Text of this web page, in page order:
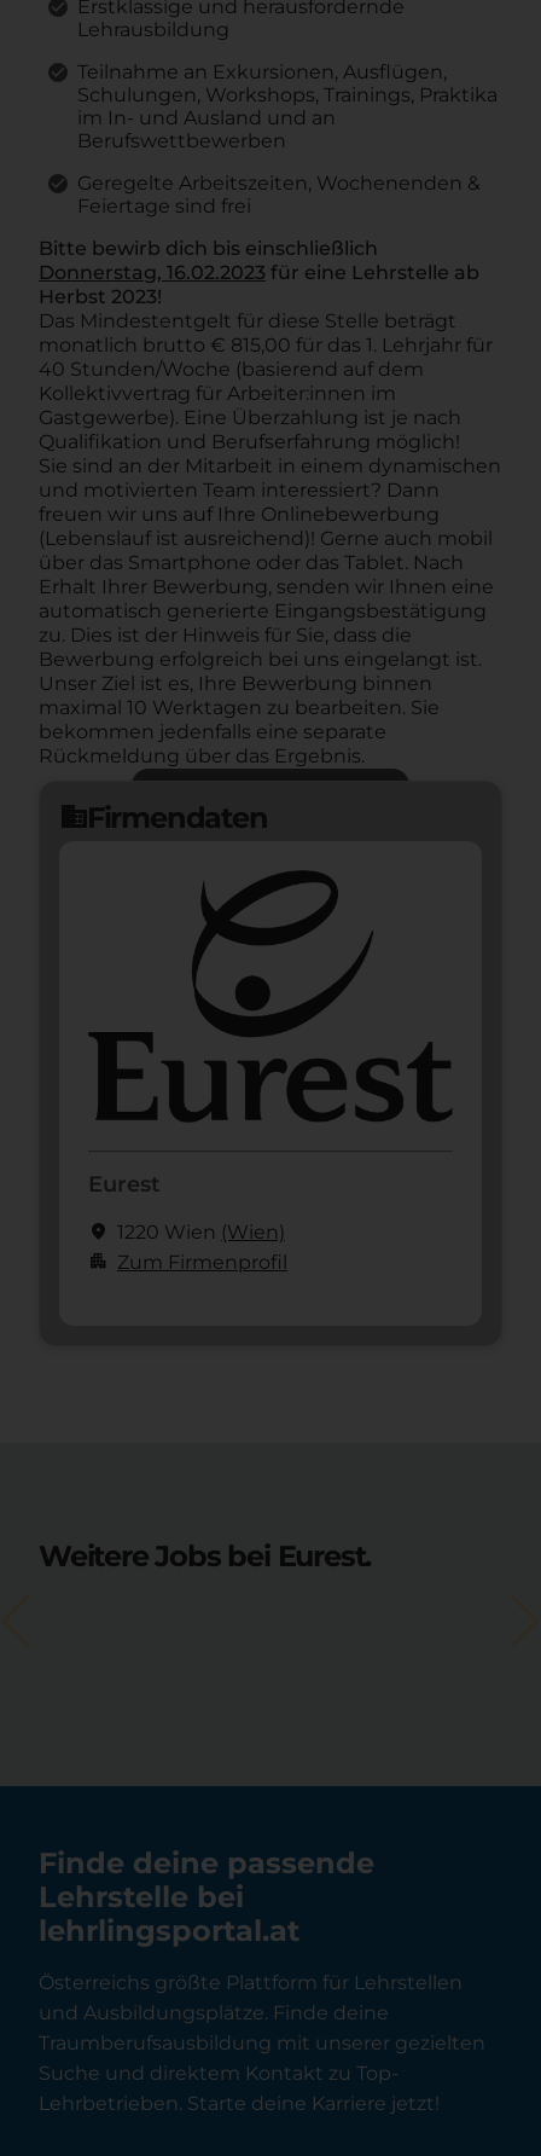
Erstklassige und herausfordernde
Lehrausbildung
Teilnahme an Exkursionen, Ausflügen,
Schulungen, Workshops, Trainings, Praktika
im In- und Ausland und an
Berufswettbewerben
Geregelte Arbeitszeiten, Wochenenden &
Feiertage sind frei
Bitte bewirb dich bis einschließlich
Donnerstag, 16.02.2023 für eine Lehrstelle ab
Herbst 2023!
Das Mindestentgelt für diese Stelle beträgt
monatlich brutto € 815,00 für das 1. Lehrjahr für
40 Stunden/Woche (basierend auf dem
Kollektivvertrag für Arbeiter:innen im
Gastgewerbe). Eine Überzahlung ist je nach
Qualifikation und Berufserfahrung möglich!
Sie sind an der Mitarbeit in einem dynamischen
und motivierten Team interessiert? Dann
freuen wir uns auf Ihre Onlinebewerbung
(Lebenslauf ist ausreichend)! Gerne auch mobil
über das Smartphone oder das Tablet. Nach
Erhalt Ihrer Bewerbung, senden wir Ihnen eine
automatisch generierte Eingangsbestätigung
zu. Dies ist der Hinweis für Sie, dass die
Bewerbung erfolgreich bei uns eingelangt ist.
Unser Ziel ist es, Ihre Bewerbung binnen
maximal 10 Werktagen zu bearbeiten. Sie
bekommen jedenfalls eine separate
Rückmeldung über das Ergebnis.
domainFirmendaten
Eurest
location_on 1220 Wien (Wien)
apartment Zum Firmenprofil
Weitere Jobs bei Eurest.
Finde deine passende
Lehrstelle bei
lehrlingsportal.at
Österreichs größte Plattform für Lehrstellen
und Ausbildungsplätze. Finde deine
Traumberufsausbildung mit unserer gezielten
Suche und direktem Kontakt zu Top-
Lehrbetrieben. Starte deine Karriere jetzt!